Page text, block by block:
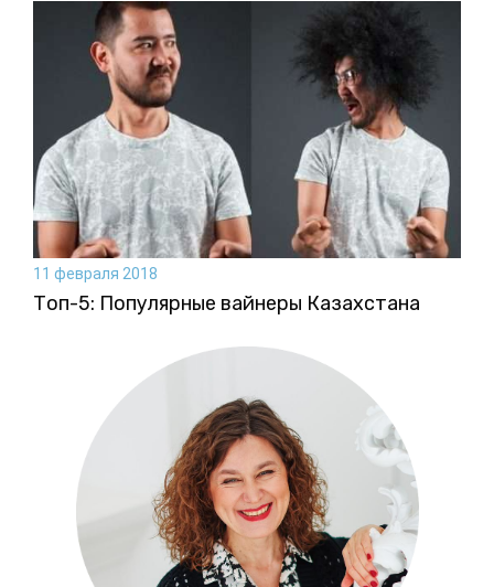
11 февраля 2018
Топ-5: Популярные вайнеры Казахстана